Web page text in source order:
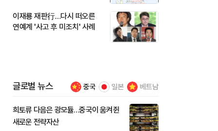
이재룡 재판行…다시 떠오른
연예계 '사고 후 미조치' 사례
글로벌 뉴스 중국 일본 베트남
희토류 다음은 광모듈…중국이 움켜쥔
새로운 전략자산